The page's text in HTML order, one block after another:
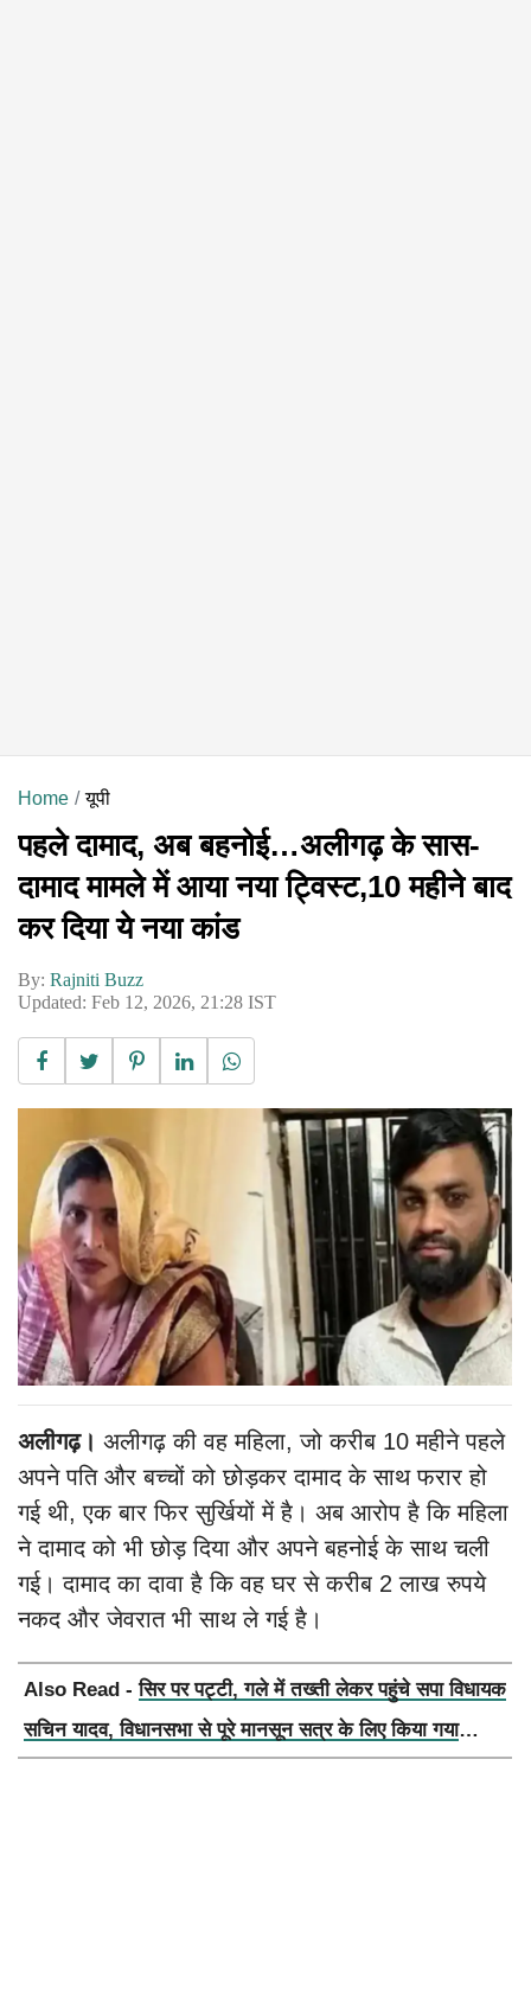
Home यूपी
पहले दामाद, अब बहनोई…अलीगढ़ के सास-
दामाद मामले में आया नया ट्विस्ट,10 महीने बाद
कर दिया ये नया कांड
By: Rajniti Buzz
Updated: Feb 12, 2026, 21:28 IST
अलीगढ़। अलीगढ़ की वह महिला, जो करीब 10 महीने पहले
अपने पति और बच्चों को छोड़कर दामाद के साथ फरार हो
गई थी, एक बार फिर सुर्खियों में है। अब आरोप है कि महिला
ने दामाद को भी छोड़ दिया और अपने बहनोई के साथ चली
गई। दामाद का दावा है कि वह घर से करीब 2 लाख रुपये
नकद और जेवरात भी साथ ले गई है।
Also Read -सिर पर पट्टी, गले में तख्ती लेकर पहुंचे सपा विधायक
सचिन यादव, विधानसभा से पूरे मानसून सत्र के लिए किया गया